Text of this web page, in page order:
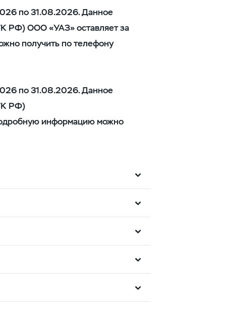
по 31.08.2026. Данное
РФ) ООО «УАЗ» оставляет за
получить по телефону
по 31.08.2026. Данное
РФ)
информацию можно